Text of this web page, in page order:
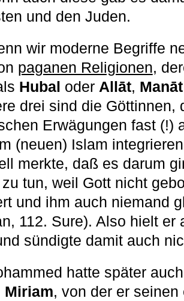
und den Juden.
wir moderne Begriffe
paganen Religionen,
Hubal oder Allāt, Manāt
drei sind die Göttinnen,
Erwägungen fast (!)
(neuen) Islam
merkte, daß es darum
tun, weil Gott nicht
und ihm auch niemand
112. Sure). Also hielt er
sündigte damit auch
hatte später
Miriam, von der er